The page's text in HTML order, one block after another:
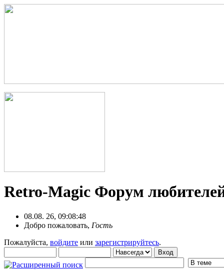
Retro-Magic Форум
08.08. 26, 09:08:48
Добро пожаловать, Гость
Пожалуйста, войдите или зарегистрируйтесь.